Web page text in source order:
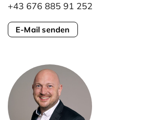
+43 676 885 91 252
E-Mail senden